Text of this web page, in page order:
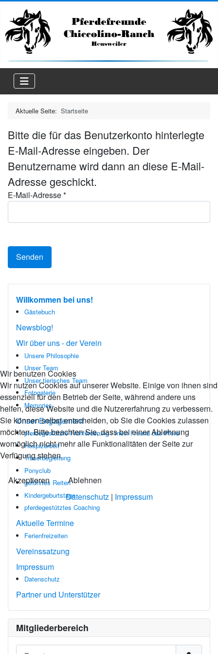
Aktuelle Seite: Startseite
Bitte die für das Benutzerkonto hinterlegte
E-Mail-Adresse eingeben. Der
Benutzername wird dann an diese E-Mail-
Adresse geschickt.
E-Mail-Adresse*
Senden
Willkommen bei uns!
Gästebuch
Newsblog!
Wir über uns - der Verein
Unsere Philosophie
Unser Team
Unser tierisches Team
Fotogalerie
Memories
Unser Engagement
pferdegestützte Frühförderung / mein Freund das Pferd
Hospizarbeit
Trauerbegleitung
Ponyclub
geführtes Reiten
Kindergeburtstage
pferdegestütztes Coaching
Aktuelle Termine
Ferienfreizeiten
Vereinssatzung
Impressum
Datenschutz
Partner und Unterstützer
Mitgliederbereich
Benutzername
Wir benutzen Cookies
Wir nutzen Cookies auf unserer Website. Einige von ihnen sind
essenziell für den Betrieb der Seite, während andere uns
helfen, diese Website und die Nutzererfahrung zu verbessern.
Sie können selbst entscheiden, ob Sie die Cookies zulassen
möchten. Bitte beachten Sie, dass bei einer Ablehnung
womöglich nicht mehr alle Funktionalitäten der Seite zur
Verfügung stehen.
Akzeptieren
Ablehnen
Datenschutz| Impressum